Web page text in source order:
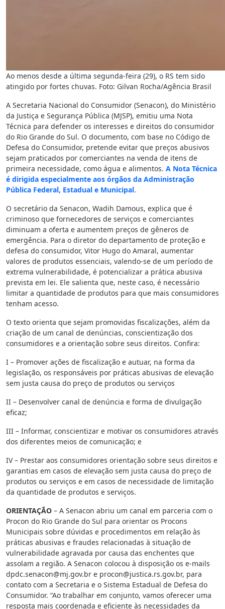
Ao menos desde a última segunda-feira (29), o RS tem sido
atingido por fortes chuvas. Foto: Gilvan Rocha/Agência Brasil
A Secretaria Nacional do Consumidor (Senacon), do Ministério
da Justiça e Segurança Pública (MJSP), emitiu uma Nota
Técnica para defender os interesses e direitos do consumidor
do Rio Grande do Sul. O documento, com base no Código de
Defesa do Consumidor, pretende evitar que preços abusivos
sejam praticados por comerciantes na venda de itens de
primeira necessidade, como água e alimentos. A Nota Técnica
é dirigida especialmente aos órgãos da Administração
Pública Federal, Estadual e Municipal.
O secretário da Senacon, Wadih Damous, explica que é
criminoso que fornecedores de serviços e comerciantes
diminuam a oferta e aumentem preços de gêneros de
emergência. Para o diretor do departamento de proteção e
defesa do consumidor, Vitor Hugo do Amaral, aumentar
valores de produtos essenciais, valendo-se de um período de
extrema vulnerabilidade, é potencializar a prática abusiva
prevista em lei. Ele salienta que, neste caso, é necessário
limitar a quantidade de produtos para que mais consumidores
tenham acesso.
O texto orienta que sejam promovidas fiscalizações, além da
criação de um canal de denúncias, conscientização dos
consumidores e a orientação sobre seus direitos. Confira:
I – Promover ações de fiscalização e autuar, na forma da
legislação, os responsáveis por práticas abusivas de elevação
sem justa causa do preço de produtos ou serviços
II – Desenvolver canal de denúncia e forma de divulgação
eficaz;
III – Informar, conscientizar e motivar os consumidores através
dos diferentes meios de comunicação; e
IV – Prestar aos consumidores orientação sobre seus direitos e
garantias em casos de elevação sem justa causa do preço de
produtos ou serviços e em casos de necessidade de limitação
da quantidade de produtos e serviços.
ORIENTAÇÃO – A Senacon abriu um canal em parceria com o
Procon do Rio Grande do Sul para orientar os Procons
Municipais sobre dúvidas e procedimentos em relação às
práticas abusivas e fraudes relacionadas à situação de
vulnerabilidade agravada por causa das enchentes que
assolam a região. A Senacon colocou à disposição os e-mails
dpdc.senacon@mj.gov.br e procon@justica.rs.gov.br, para
contato com a Secretaria e o Sistema Estadual de Defesa do
Consumidor. “Ao trabalhar em conjunto, vamos oferecer uma
resposta mais coordenada e eficiente às necessidades da